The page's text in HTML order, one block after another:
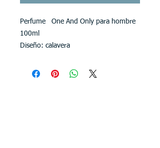
Perfume One And Only para hombre
100ml
Diseño: calavera